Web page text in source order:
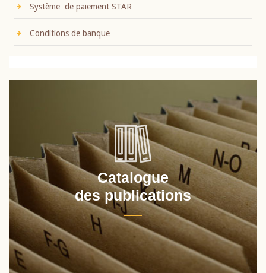
Système de paiement STAR
Conditions de banque
Catalogue
des publications